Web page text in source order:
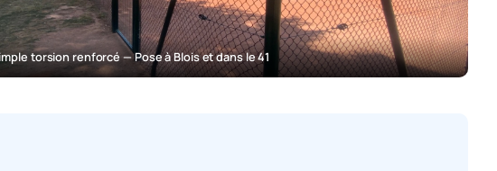
torsion renforcé — Pose à Blois et dans le 41